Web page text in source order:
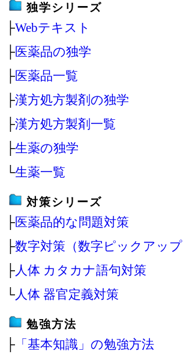
独学シリーズ
├Webテキスト
├医薬品の独学
├医薬品一覧
├漢方処方製剤の独学
├漢方処方製剤一覧
├生薬の独学
└生薬一覧
対策シリーズ
├医薬品的な問題対策
├数字対策（数字ピックアップ
├人体 カタカナ語句対策
└人体 器官定義対策
勉強方法
├ 「基本知識」の勉強方法